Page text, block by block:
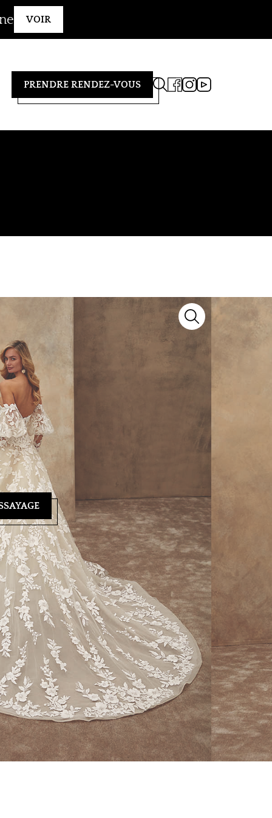
VOIR
PRENDRE RENDEZ-VOUS
d’exception signé
artisanal et détails raffinés pour sublimer
? Notre équipe se tient à votre écoute au
04 93
vous personnalisé et vous guider vers la
CONSEILS RETOUCHES